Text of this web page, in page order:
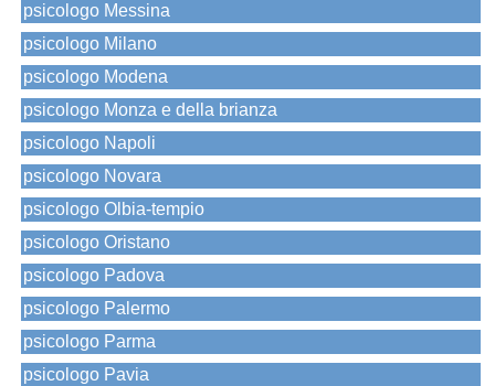
psicologo Messina
psicologo Milano
psicologo Modena
psicologo Monza e della brianza
psicologo Napoli
psicologo Novara
psicologo Olbia-tempio
psicologo Oristano
psicologo Padova
psicologo Palermo
psicologo Parma
psicologo Pavia